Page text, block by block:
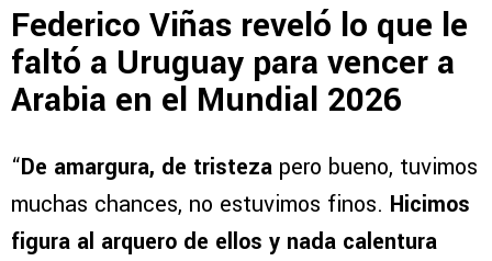
Federico Viñas reveló lo que le
faltó a Uruguay para vencer a
Arabia en el Mundial 2026
“De amargura, de tristeza pero bueno, tuvimos
muchas chances, no estuvimos finos. Hicimos
figura al arquero de ellos y nada calentura